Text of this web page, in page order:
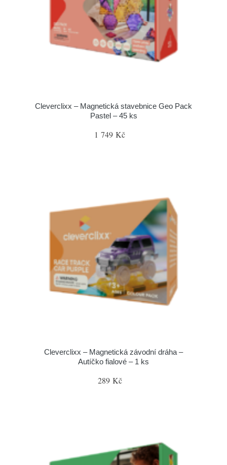
Cleverclixx – Magnetická stavebnice Geo Pack
Pastel – 45 ks
1 749 Kč
Cleverclixx – Magnetická závodní dráha –
Autíčko fialové – 1 ks
289 Kč